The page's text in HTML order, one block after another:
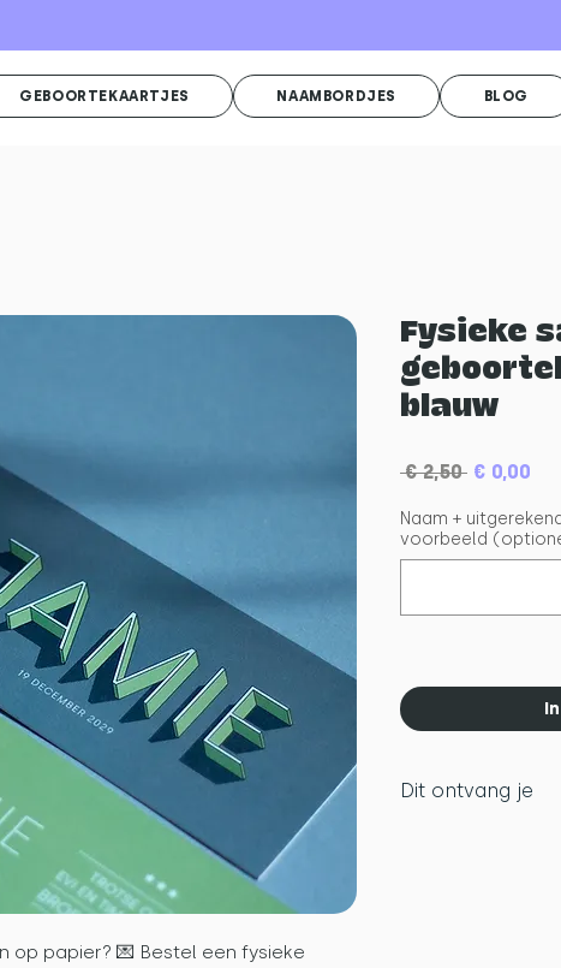
GEBOORTEKAARTJES NAAMBORDJES BLOG
op papier? 💌 Bestel een fysieke
Fysieke
blauw
€ 2,50 Normale
€ 0,00
Naam +
voorbeeld
Dit ontvang je